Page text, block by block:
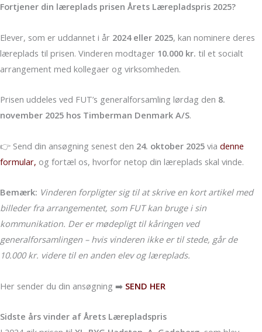
Fortjener din læreplads prisen Årets Lærepladspris 2025?
Elever, som er uddannet i år 2024 eller 2025, kan nominere deres
læreplads til prisen. Vinderen modtager 10.000 kr. til et socialt
arrangement med kollegaer og virksomheden.
Prisen uddeles ved FUT’s generalforsamling lørdag den 8.
november 2025 hos Timberman Denmark A/S.
👉 Send din ansøgning senest den 24. oktober 2025 via denne
formular, og fortæl os, hvorfor netop din læreplads skal vinde.
Bemærk: Vinderen forpligter sig til at skrive en kort artikel med
billeder fra arrangementet, som FUT kan bruge i sin
kommunikation. Der er mødepligt til kåringen ved
generalforsamlingen – hvis vinderen ikke er til stede, går de
10.000 kr. videre til en anden elev og læreplads.
Her sender du din ansøgning ➡️ SEND HER
Sidste års vinder af Årets Lærepladspris